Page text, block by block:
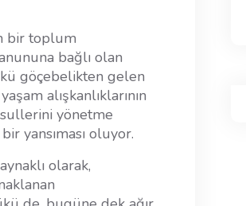
bir toplum
bağlı olan
göçebelikten gelen
alışkanlıklarının
yönetme
yansıması oluyor.
olarak,